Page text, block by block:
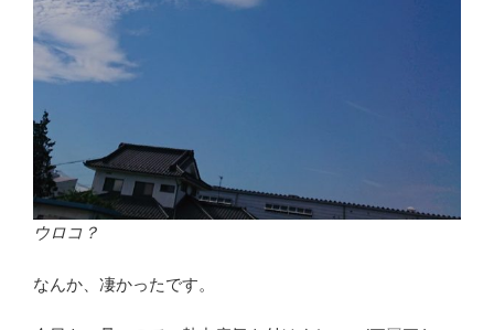
ウロコ？
なんか、凄かったです。